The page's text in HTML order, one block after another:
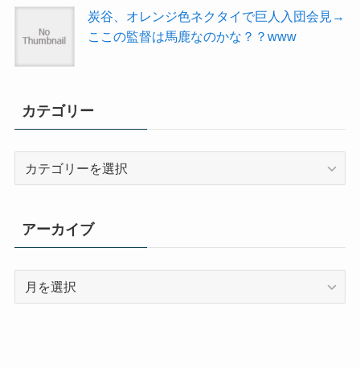
炭谷、オレンジ色ネクタイで巨人入団会見→
ここの監督は馬鹿なのかな？？www
カテゴリー
リ
ー
アーカイブ